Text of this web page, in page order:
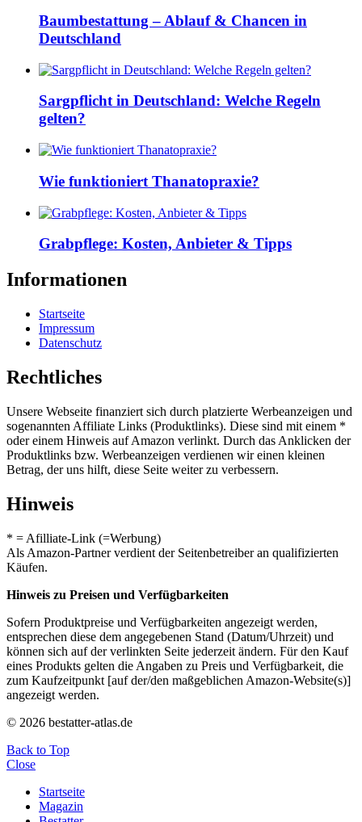
Baumbestattung – Ablauf & Chancen in
Deutschland
Sargpflicht in Deutschland: Welche Regeln
gelten?
Wie funktioniert Thanatopraxie?
Grabpflege: Kosten, Anbieter & Tipps
Informationen
Startseite
Impressum
Datenschutz
Rechtliches
Unsere Webseite finanziert sich durch platzierte Werbeanzeigen und
sogenannten Affiliate Links (Produktlinks). Diese sind mit einem *
oder einem Hinweis auf Amazon verlinkt. Durch das Anklicken der
Produktlinks bzw. Werbeanzeigen verdienen wir einen kleinen
Betrag, der uns hilft, diese Seite weiter zu verbessern.
Hinweis
* = Afilliate-Link (=Werbung)
Als Amazon-Partner verdient der Seitenbetreiber an qualifizierten
Käufen.
Hinweis zu Preisen und Verfügbarkeiten
Sofern Produktpreise und Verfügbarkeiten angezeigt werden,
entsprechen diese dem angegebenen Stand (Datum/Uhrzeit) und
können sich auf der verlinkten Seite jederzeit ändern. Für den Kauf
eines Produkts gelten die Angaben zu Preis und Verfügbarkeit, die
zum Kaufzeitpunkt [auf der/den maßgeblichen Amazon-Website(s)]
angezeigt werden.
© 2026 bestatter-atlas.de
Back to Top
Close
Startseite
Magazin